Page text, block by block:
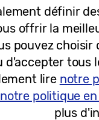
protéger
26/04/2023
définir
offrir la
pouvez choisir
d'accepter tous
lire notre
notre politique
plus